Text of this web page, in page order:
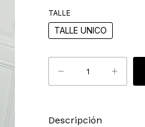
TALLE
TALLE UNICO
Descripción